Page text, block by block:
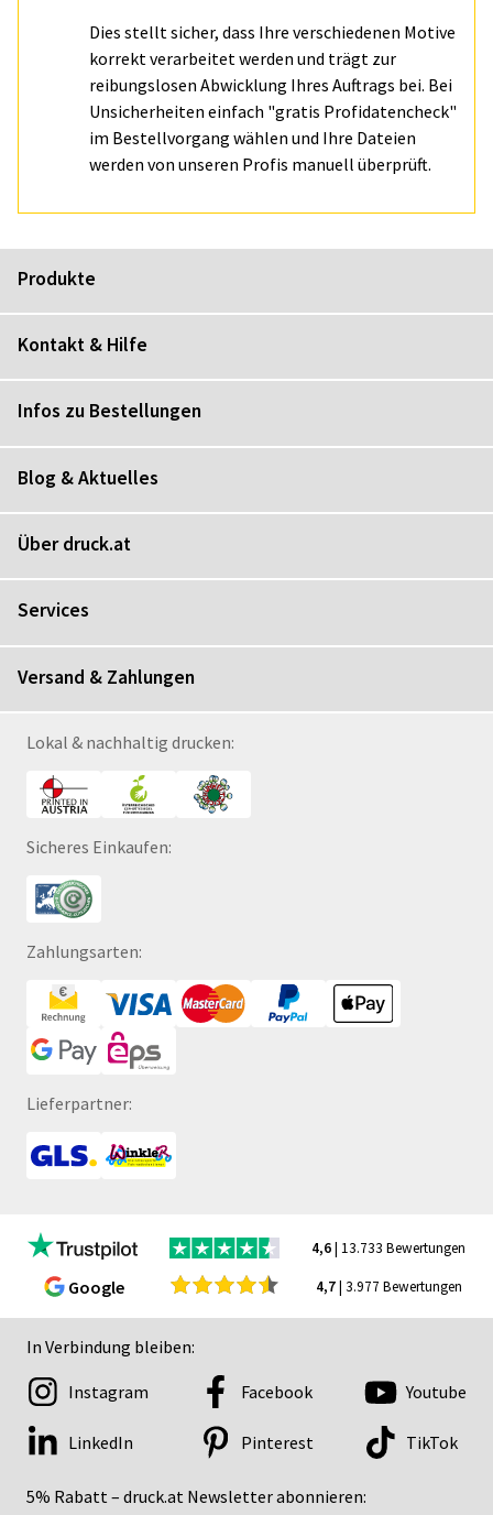
Dies stellt sicher, dass Ihre verschiedenen Motive
korrekt verarbeitet werden und trägt zur
reibungslosen Abwicklung Ihres Auftrags bei. Bei
Unsicherheiten einfach "gratis Profidatencheck"
im Bestellvorgang wählen und Ihre Dateien
werden von unseren Profis manuell überprüft.
Produkte
Kontakt & Hilfe
Infos zu Bestellungen
Blog & Aktuelles
Über druck.at
Services
Versand & Zahlungen
Lokal & nachhaltig drucken:
Sicheres Einkaufen:
Zahlungsarten:
Lieferpartner:
4,6| 13.733 Bewertungen
Google 4,7| 3.977 Bewertungen
In Verbindung bleiben:
5% Rabatt – druck.at Newsletter abonnieren:
Instagram Facebook Youtube
LinkedIn Pinterest TikTok